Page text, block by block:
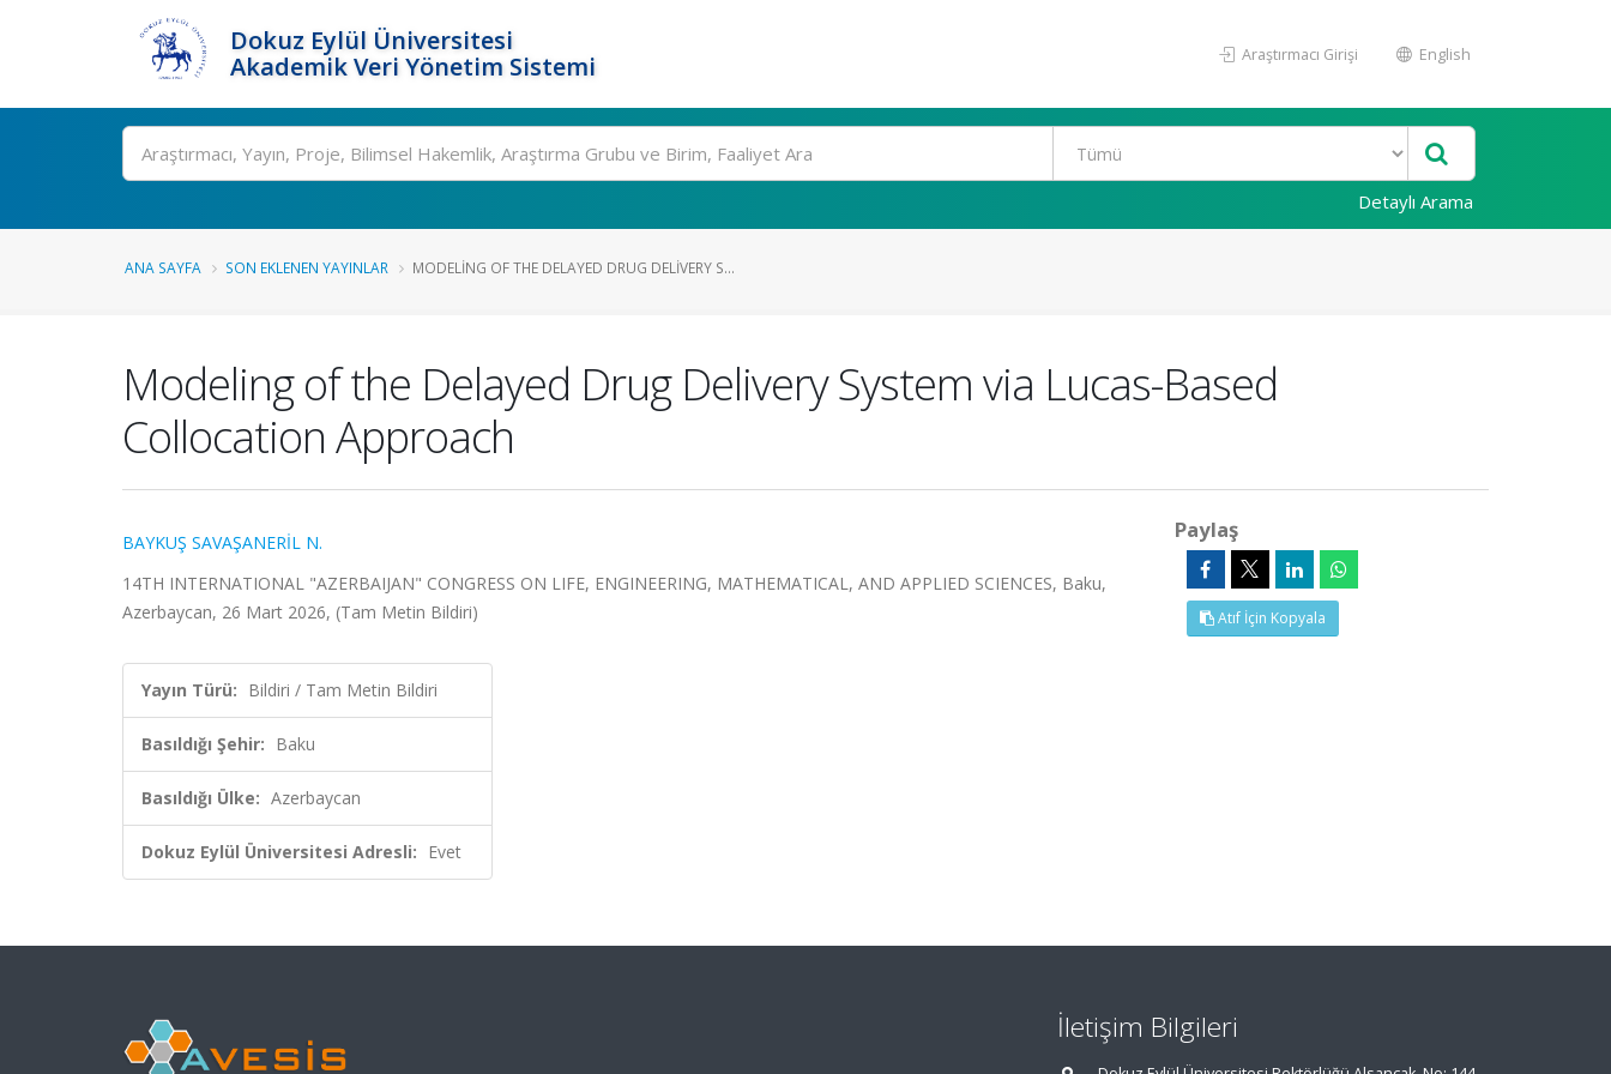
Dokuz Eylül Üniversitesi
Akademik Veri Yönetim Sistemi
Araştırmacı Girişi English
Ara
Detaylı Arama
ANA SAYFA SON EKLENEN YAYINLAR MODELING OF THE DELAYED DRUG DELIVERY S...
Modeling of the Delayed Drug Delivery System via Lucas-Based
Collocation Approach
BAYKUŞ SAVAŞANERİL N.
14TH INTERNATIONAL "AZERBAIJAN" CONGRESS ON LIFE, ENGINEERING, MATHEMATICAL, AND APPLIED SCIENCES, Baku,
Azerbaycan, 26 Mart 2026, (Tam Metin Bildiri)
Yayın Türü: Bildiri / Tam Metin Bildiri
Basıldığı Şehir: Baku
Basıldığı Ülke: Azerbaycan
Dokuz Eylül Üniversitesi Adresli: Evet
Paylaş
Atıf İçin Kopyala
İletişim Bilgileri